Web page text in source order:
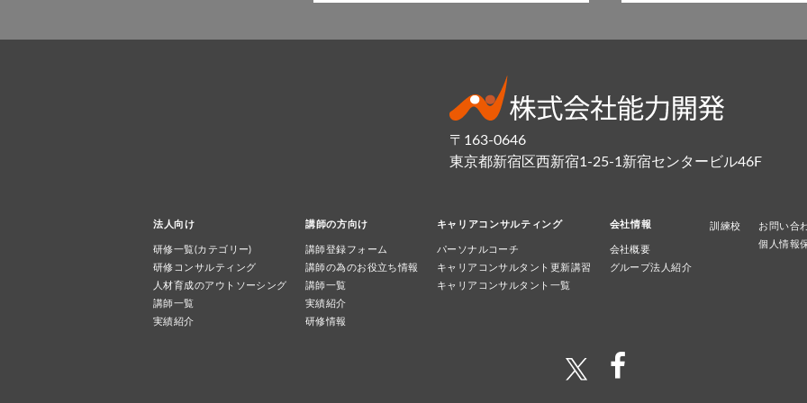
〒163-0646
東京都新宿区西新宿1-25-1新宿センタービル46F
法人向け
研修一覧(カテゴリー)
研修コンサルティング
人材育成のアウトソーシング
講師一覧
実績紹介
講師の方向け
講師登録フォーム
講師の為のお役立ち情報
講師一覧
実績紹介
研修情報
キャリアコンサルティング
パーソナルコーチ
キャリアコンサルタント更新講習
キャリアコンサルタント一覧
会社情報
会社概要
グループ法人紹介
訓練校
お問い合
個人情報